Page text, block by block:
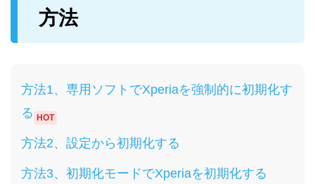
方法
方法1、専用ソフトでXperiaを強制的に初期化す
る HOT
方法2、設定から初期化する
方法3、初期化モードでXperiaを初期化する